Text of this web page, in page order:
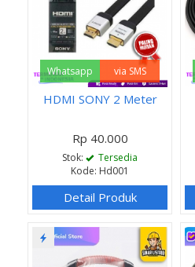
Whatsapp via SMS
HDMI SONY 2 Meter
Rp 40.000
Stok:
Tersedia
Kode: Hd001
Detail Produk